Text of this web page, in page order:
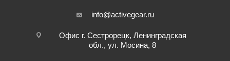
info@activegear.ru
Офис г. Сестрорецк, Ленинградская
обл., ул. Мосина, 8